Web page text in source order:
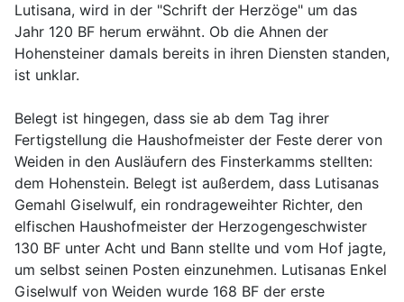
Lutisana, wird in der "Schrift der Herzöge" um das
Jahr 120 BF herum erwähnt. Ob die Ahnen der
Hohensteiner damals bereits in ihren Diensten standen,
ist unklar.
Belegt ist hingegen, dass sie ab dem Tag ihrer
Fertigstellung die Haushofmeister der Feste derer von
Weiden in den Ausläufern des Finsterkamms stellten:
dem Hohenstein. Belegt ist außerdem, dass Lutisanas
Gemahl Giselwulf, ein rondrageweihter Richter, den
elfischen Haushofmeister der Herzogengeschwister
130 BF unter Acht und Bann stellte und vom Hof jagte,
um selbst seinen Posten einzunehmen. Lutisanas Enkel
Giselwulf von Weiden wurde 168 BF der erste